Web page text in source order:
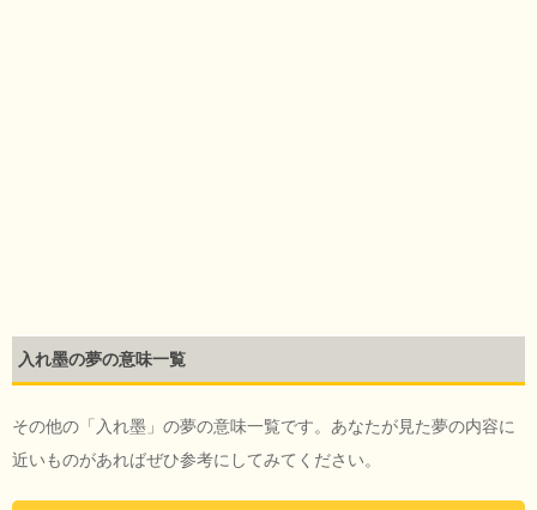
入れ墨の夢の意味一覧
その他の「入れ墨」の夢の意味一覧です。あなたが見た夢の内容に
近いものがあればぜひ参考にしてみてください。